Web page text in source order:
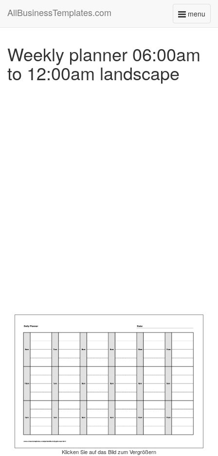
menu
Toggle
AllBusinessTemplates.com
Weekly planner 06:00am
to 12:00am landscape
Klicken Sie auf das Bild zum Vergrößern